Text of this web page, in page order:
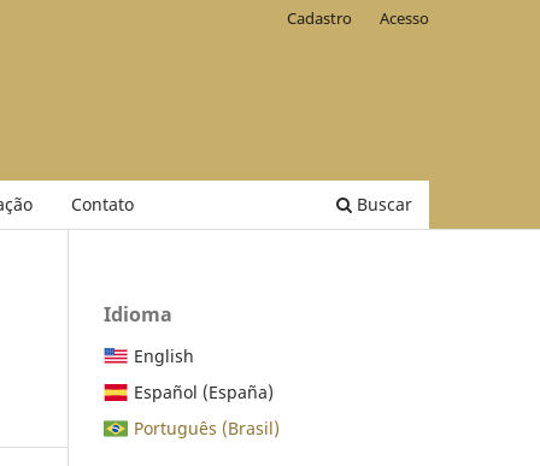
Contato Buscar
Cadastro Acesso
Idioma
English
Español (España)
Português (Brasil)